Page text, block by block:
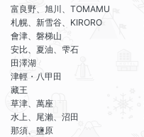
富良野、旭川、TOMAMU
札幌、新雪谷、KIRORO
會津、磐梯山
安比、夏油、雫石
田澤湖
津輕・八甲田
藏王
草津、萬座
水上、尾瀨、沼田
那須、鹽原